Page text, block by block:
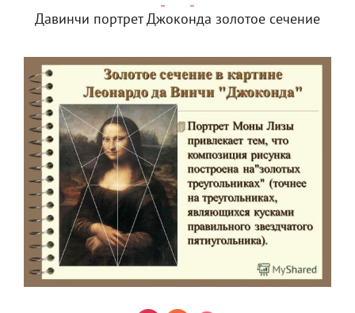
Давинчи портрет Джоконда золотое сечение